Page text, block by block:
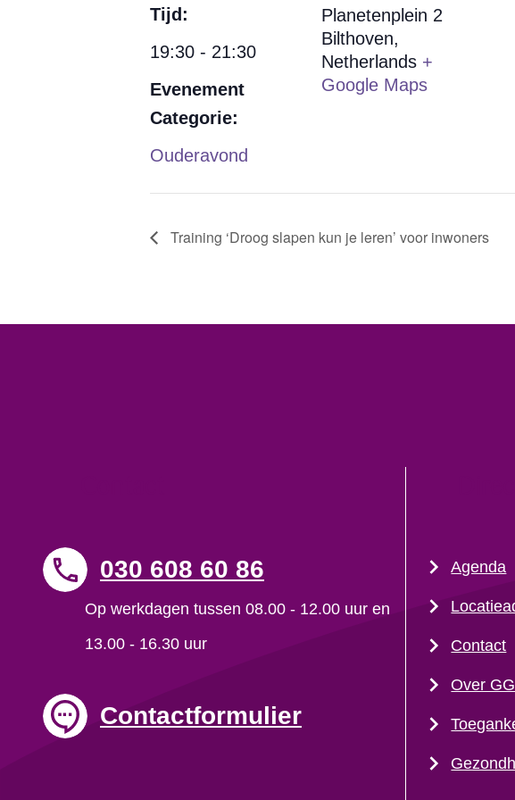
Tijd:
19:30 - 21:30
Evenement
Categorie:
Ouderavond
Planetenplein 2
Bilthoven,
Netherlands +
Google Maps
Training ‘Droog slapen kun je leren’ voor inwoners
030 608 60 86
Op werkdagen tussen 08.00 - 12.00 uur en
13.00 - 16.30 uur
Contactformulier
Agenda
Contact
Over